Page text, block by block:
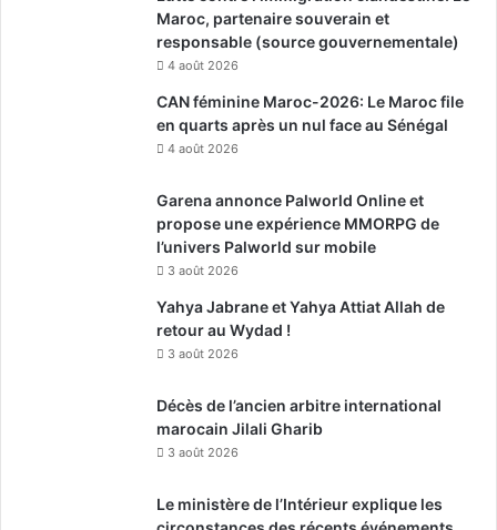
Maroc, partenaire souverain et
responsable (source gouvernementale)
4 août 2026
CAN féminine Maroc-2026: Le Maroc file
en quarts après un nul face au Sénégal
4 août 2026
Garena annonce Palworld Online et
propose une expérience MMORPG de
l’univers Palworld sur mobile
3 août 2026
Yahya Jabrane et Yahya Attiat Allah de
retour au Wydad !
3 août 2026
Décès de l’ancien arbitre international
marocain Jilali Gharib
3 août 2026
Le ministère de l’Intérieur explique les